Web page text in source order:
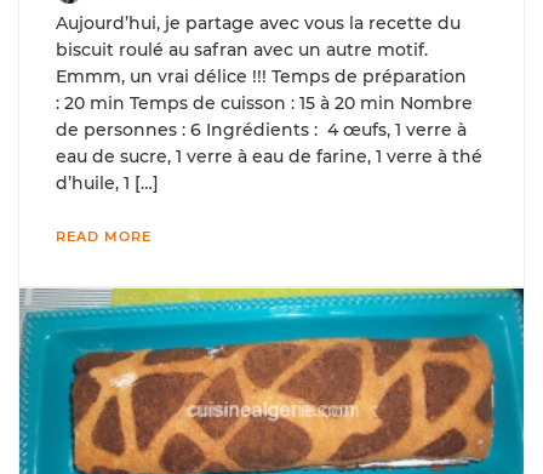
Aujourd’hui, je partage avec vous la recette du
biscuit roulé au safran avec un autre motif.
Emmm, un vrai délice !!! Temps de préparation
: 20 min Temps de cuisson : 15 à 20 min Nombre
de personnes : 6 Ingrédients : 4 œufs, 1 verre à
eau de sucre, 1 verre à eau de farine, 1 verre à thé
d’huile, 1 […]
READ MORE